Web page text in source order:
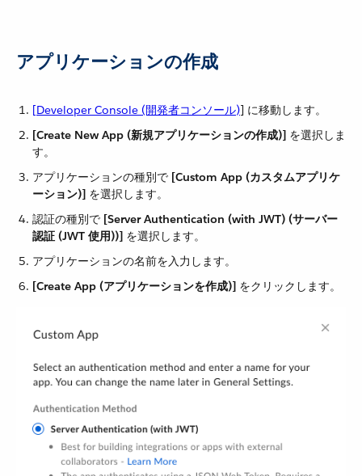
アプリケーションの作成
[Developer Console (開発者コンソール)]​ に移動します。
[Create New App (新規アプリケーションの作成)] ​ を選択しま
す。
アプリケーションの種別で ​ [Custom App (カスタムアプリケ
ーション)] ​ を選択します。
認証の種別で ​ [Server Authentication (with JWT) (サーバー
認証 (JWT 使用))] ​ を選択します。
アプリケーションの名前を入力します。
[Create App (アプリケーションを作成)] ​ をクリックします。